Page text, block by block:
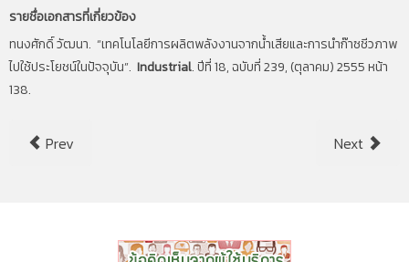
รายชื่อเอกสารที่เกี่ยวข้อง
ทนงศักดิ์ วัฒนา. “เทคโนโลยีการผลิตพลังงานจากน้ำเสียและการนำก๊าซชีวภาพ
ไปใช้ประโยชน์ในปัจจุบัน”. Industrial. ปีที่ 18, ฉบับที่ 239, (ตุลาคม) 2555 หน้า
138.
Prev Next